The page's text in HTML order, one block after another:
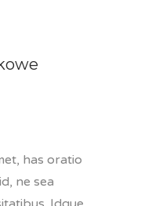
has oratio
ne sea